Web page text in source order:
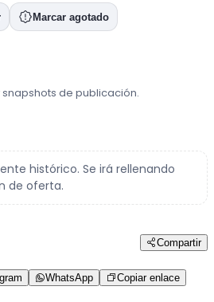
Marcar agotado
snapshots de publicación.
histórico. Se irá rellenando
de oferta.
Compartir
WhatsApp Copiar enlace